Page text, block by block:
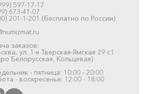
597-17-17
673-41-07
201-1-201 (бесплатно по России)
заказов:
ул. 1-я Тверская-Ямская 29 с1
Белорусская, Кольцевая)
- пятница: 10:00 - 20:00
- воскресенье: 12:00 - 18:00